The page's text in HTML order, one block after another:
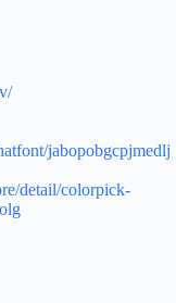
jabopobgcpjmedlj
detail/colorpick-